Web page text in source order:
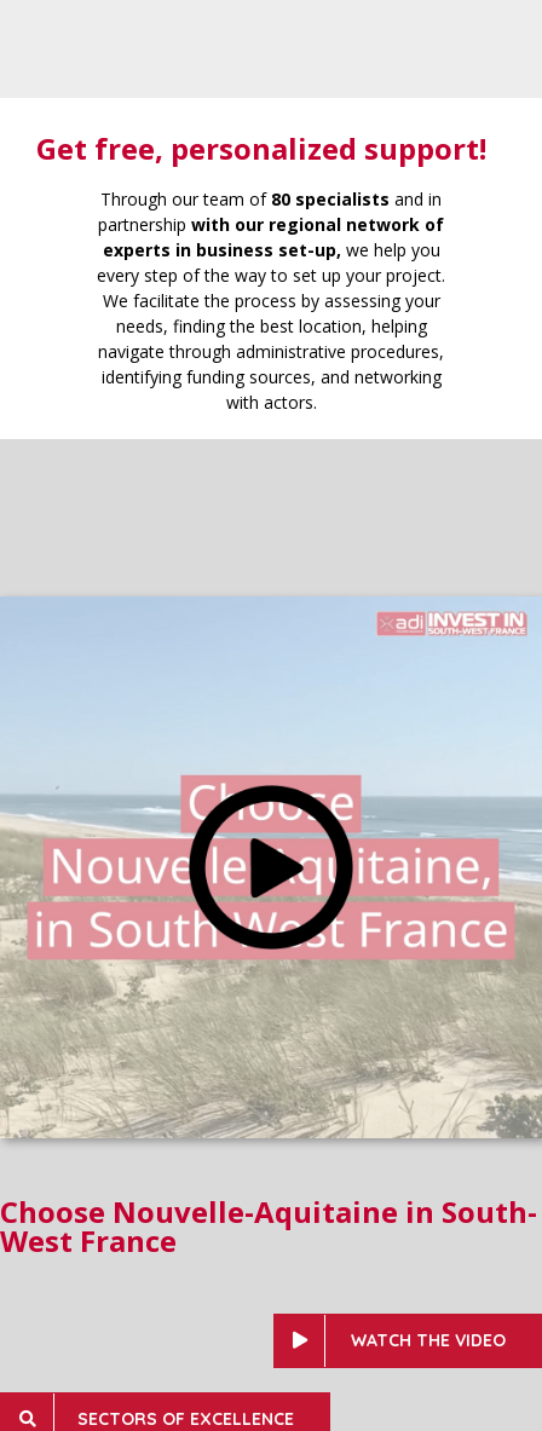
Get free, personalized support!
Through our team of 80 specialists and in
partnership with our regional network of
experts in business set-up, we help you
every step of the way to set up your project.
We facilitate the process by assessing your
needs, finding the best location, helping
navigate through administrative procedures,
identifying funding sources, and networking
with actors.
Choose Nouvelle-Aquitaine in South-
West France
WATCH THE VIDEO
SECTORS OF EXCELLENCE